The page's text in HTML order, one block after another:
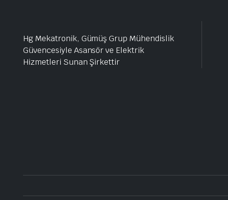
Hg Mekatronik, Gümüş Grup Mühendislik
Güvencesiyle Asansör ve Elektrik
Hizmetleri Sunan Şirkettir